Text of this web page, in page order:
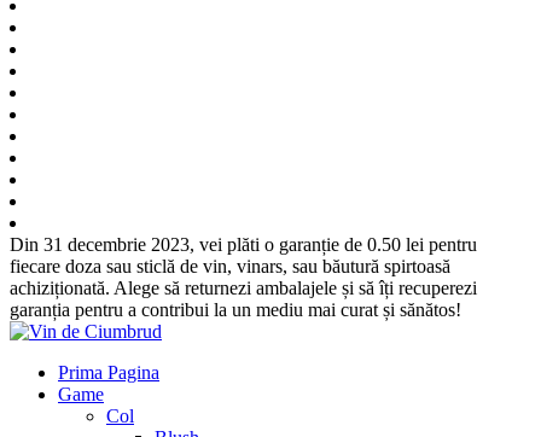
Din 31 decembrie 2023, vei plăti o garanție de 0.50 lei pentru
fiecare doza sau sticlă de vin, vinars, sau băutură spirtoasă
achiziționată. Alege să returnezi ambalajele și să îți recuperezi
garanția pentru a contribui la un mediu mai curat și sănătos!
Prima Pagina
Game
Col